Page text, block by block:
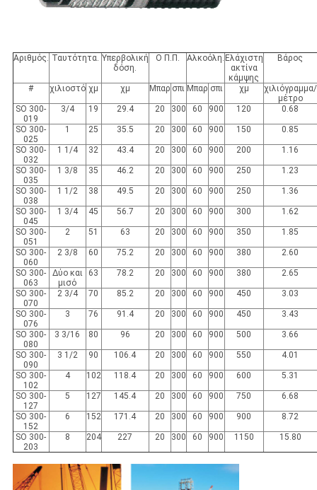
Αριθμός. Ταυτότητα. Υπερβολική
δόση.
Ο Π.Π. Αλκοόλη. Ελάχιστη
ακτίνα
κάμψης
Βάρος
# χιλιοστό χμ χμ Μπαρ σπι Μπαρ σπι χμ
χιλιόγραμμα/
μέτρο
SO 300-
019
3/4 19 29.4 20 300 60 900 120 0.68
SO 300-
025
1 25 35.5 20 300 60 900 150 0.85
SO 300-
032
1 1/4 32 43.4 20 300 60 900 200 1.16
SO 300-
035
1 3/8 35 46.2 20 300 60 900 250 1.23
SO 300-
038
1 1/2 38 49.5 20 300 60 900 250 1.36
SO 300-
045
1 3/4 45 56.7 20 300 60 900 300 1.62
SO 300-
051
2 51 63 20 300 60 900 350 1.85
SO 300-
060
2 3/8 60 75.2 20 300 60 900 380 2.60
SO 300-
063
Δύο και
μισό
63 78.2 20 300 60 900 380 2.65
SO 300-
070
2 3/4 70 85.2 20 300 60 900 450 3.03
SO 300-
076
3 76 91.4 20 300 60 900 450 3.43
SO 300-
080
3 3/16 80 96 20 300 60 900 500 3.66
SO 300-
090
3 1/2 90 106.4 20 300 60 900 550 4.01
SO 300-
102
4 102 118.4 20 300 60 900 600 5.31
SO 300-
127
5 127 145.4 20 300 60 900 750 6.68
SO 300-
152
6 152 171.4 20 300 60 900 900 8.72
SO 300-
203
8 204 227 20 300 60 900 1150 15.80